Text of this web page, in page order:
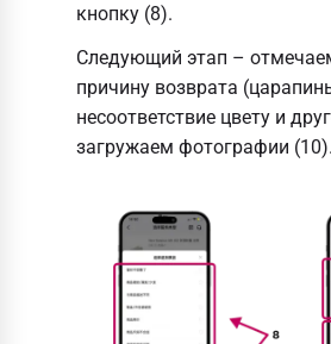
кнопку (8).
Следующий этап –
причину возврата
несоответствие цвету и
загружаем фотографии (10).